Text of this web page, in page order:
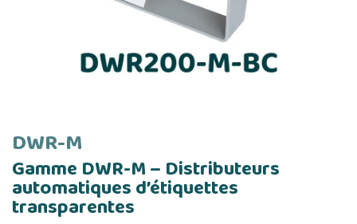
DWR-M
Gamme DWR-M – Distributeurs
automatiques d’étiquettes
transparentes